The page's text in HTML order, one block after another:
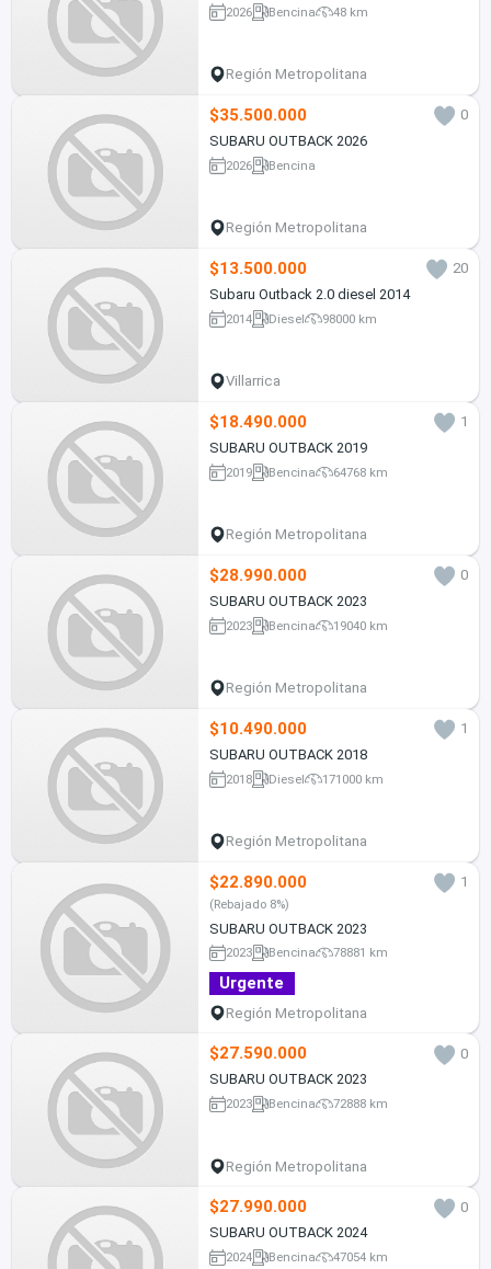
2026 Bencina 48 km
Región Metropolitana
$35.500.000
0
SUBARU OUTBACK 2026
2026 Bencina
Región Metropolitana
$13.500.000
20
Subaru Outback 2.0 diesel 2014
2014 Diesel 98000 km
Villarrica
$18.490.000
1
SUBARU OUTBACK 2019
2019 Bencina 64768 km
Región Metropolitana
$28.990.000
0
SUBARU OUTBACK 2023
2023 Bencina 19040 km
Región Metropolitana
$10.490.000
1
SUBARU OUTBACK 2018
2018 Diesel 171000 km
Región Metropolitana
$22.890.000 1
(Rebajado 8%)
SUBARU OUTBACK 2023
2023 Bencina 78881 km
Urgente
Región Metropolitana
$27.590.000
0
SUBARU OUTBACK 2023
2023 Bencina 72888 km
Región Metropolitana
$27.990.000
0
SUBARU OUTBACK 2024
2024 Bencina 47054 km